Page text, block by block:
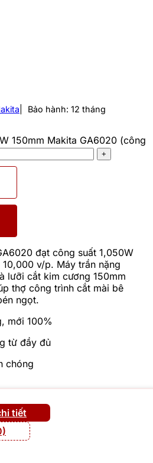
Bảo hành: 12 tháng
150mm Makita GA6020 (công
đạt công suất 1,050W
v/p. Máy trần nặng
lưỡi cắt kim cương 150mm
thợ công trình cắt mài bê
ngọt.
mới 100%
từ đầy đủ
chóng
tiết